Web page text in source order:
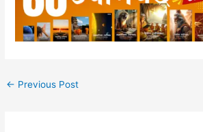
← Previous Post